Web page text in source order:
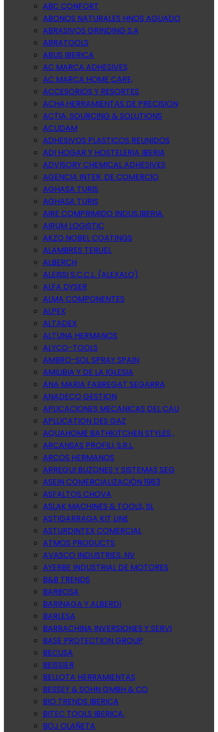
ABC CONFORT
ABONOS NATURALES HNOS AGUADO
ABRASIVOS GRINDING S.A
ABRATOOLS
ABUS IBERICA
AC MARCA ADHESIVES
AC MARCA HOME CARE,
ACCESORIOS Y RESORTES
ACHA,HERRAMIENTAS DE PRECISION
ACTIA, SOURCING & SOLUTIONS
ACUDAM
ADHESIVOS PLASTICOS REUNIDOS
ADI HOGAR Y HOSTELERIA IBERIA
ADVISORY CHEMICAL ADHESIVES
AGENCIA INTER. DE COMERCIO
AGHASA TURIS
AGHASA TURIS
AIRE COMPRIMIDO INDUS.IBERIA.
AIRUM LOGISTIC
AKZO NOBEL COATINGS
ALAMBRES TERUEL
ALBERCH
ALEISSI S.C.C.L. (ALEXALO)
ALFA DYSER
ALMA COMPONENTES
ALPEX
ALTADEX
ALTUNA HERMANOS
ALYCO-TOOLS
AMBRO-SOL SPRAY SPAIN
AMILIBIA Y DE LA IGLESIA
ANA MARIA FABREGAT SEGARRA
ANADECO GESTION
APLICACIONES MECANICAS DEL CAU
APLLICATION DES GAZ
AQUAHOME BATHKITCHEN STYLES ,
ARCANSAS PROFILI, S.R.L.
ARCOS HERMANOS
ARREGUI BUZONES Y SISTEMAS SEG
ASEIN COMERCIALIZACIÓN 1983
ASFALTOS CHOVA
ASLAK MACHINES & TOOLS, SL
ASTIGARRAGA KIT LINE
ASTURDINTEX COMERCIAL
ATMOS PRODUCTS
AVASCO INDUSTRIES, NV
AYERBE INDUSTRIAL DE MOTORES
B&B TRENDS
BARBOSA
BARINAGA Y ALBERDI
BARLESA
BARRACHINA INVERSIONES Y SERVI
BASE PROTECTION GROUP
BECUSA
BEISSIER
BELLOTA HERRAMIENTAS
BESSEY & SOHN GMBH & CO
BIO TRENDS IBERICA
BITEC TOOLS IBERICA.
BOJ OLAÑETA